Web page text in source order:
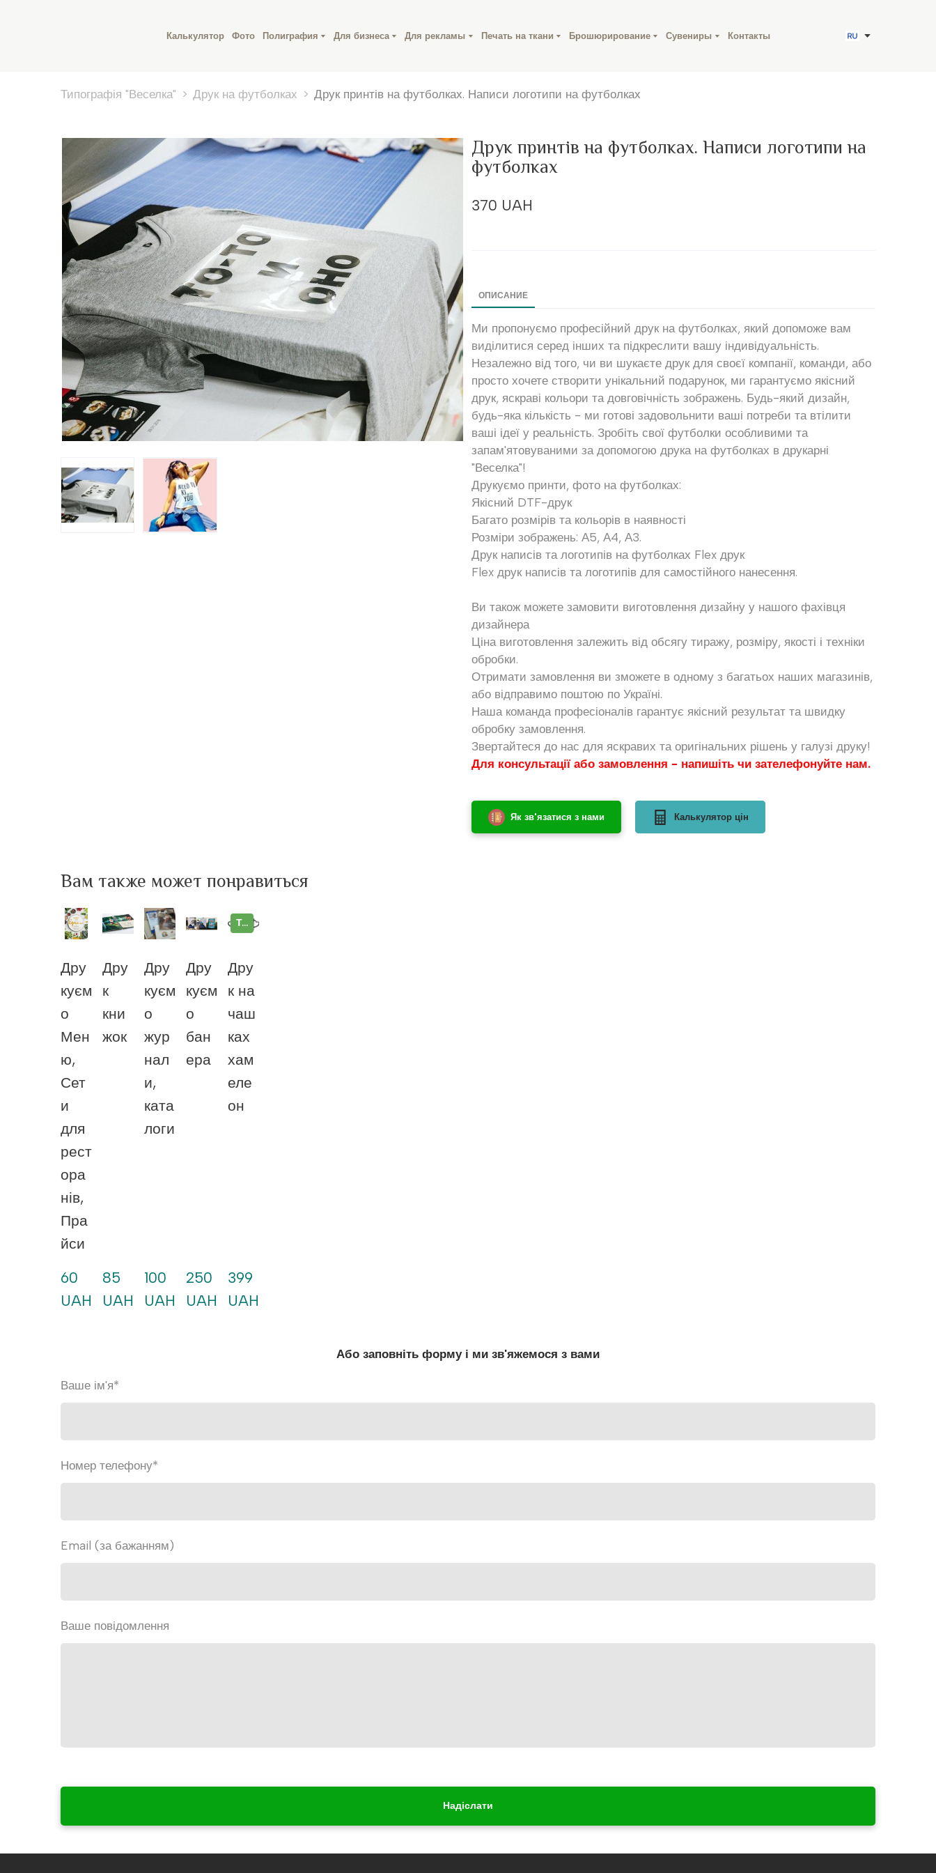
Калькулятор Фото Полиграфия Для бизнеса Для рекламы Печать на ткани Брошюрирование Сувениры Контакты
Типографія "Веселка" Друк на футболках Друк принтів на футболках. Написи логотипи на футболках
Друк принтів на футболках. Написи логотипи на
футболках
370 UAH
ОПИСАНИЕ
Ми пропонуємо професійний друк на футболках, який допоможе вам
виділитися серед інших та підкреслити вашу індивідуальність.
Незалежно від того, чи ви шукаєте друк для своєї компанії, команди, або
просто хочете створити унікальний подарунок, ми гарантуємо якісний
друк, яскраві кольори та довговічність зображень. Будь-який дизайн,
будь-яка кількість - ми готові задовольнити ваші потреби та втілити
ваші ідеї у реальність. Зробіть свої футболки особливими та
запам'ятовуваними за допомогою друка на футболках в друкарні
"Веселка"!
Друкуємо принти, фото на футболках:
Якісний DTF-друк
Багато розмірів та кольорів в наявності
Розміри зображень: А5, А4, А3.
Друк написів та логотипів на футболках Flex друк
Flex друк написів та логотипів для самостійного нанесення.
Ви також можете замовити виготовлення дизайну у нашого фахівця
дизайнера
Ціна виготовлення залежить від обсягу тиражу, розміру, якості і техніки
обробки.
Отримати замовлення ви зможете в одному з багатьох наших магазинів,
або відправимо поштою по Україні.
Наша команда професіоналів гарантує якісний результат та швидку
обробку замовлення.
Звертайтеся до нас для яскравих та оригінальних рішень у галузі друку!
Для консультації або замовлення - напишіть чи зателефонуйте нам.
Як зв'язатися з нами Калькулятор цін
Вам также может понравиться
Дру
куєм
о
Мен
ю,
Сет
и
для
рест
ора
нів,
Пра
йси
60
UAH
Дру
к
кни
жок
85
UAH
Дру
куєм
о
жур
нал
и,
ката
логи
100
UAH
Дру
куєм
о
бан
ера
250
UAH
Топ продажів
Дру
к на
чаш
ках
хам
еле
он
399
UAH
Або заповніть форму і ми зв'яжемося з вами
Ваше ім'я*
Номер телефону*
Email (за бажанням)
Ваше повідомлення
Надіслати